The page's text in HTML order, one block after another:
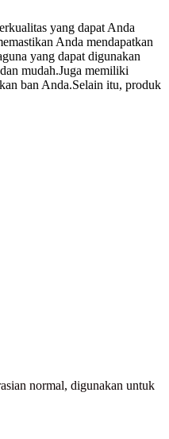
yang dapat Anda
Anda mendapatkan
yang dapat digunakan
mudah.Juga memiliki
ban Anda.Selain itu, produk
normal, digunakan untuk